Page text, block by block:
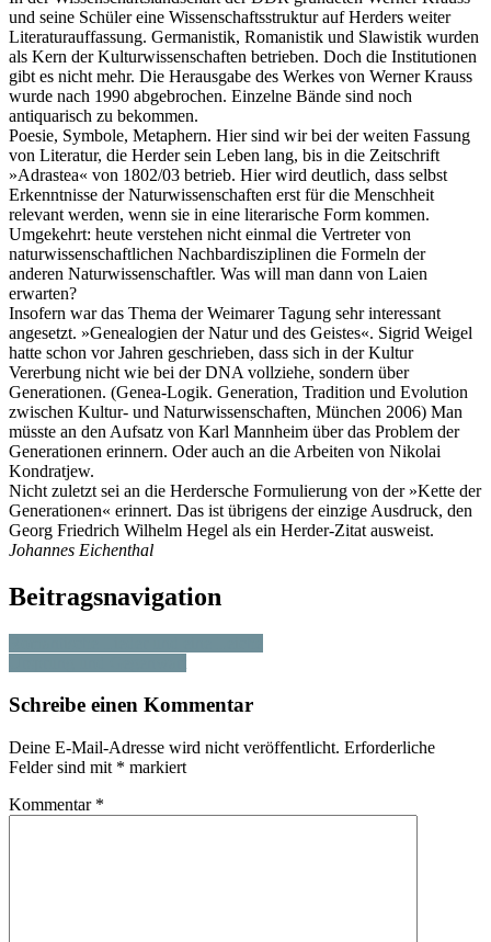
und seine Schüler eine Wissenschaftsstruktur auf Herders weiter
Literaturauffassung. Germanistik, Romanistik und Slawistik wurden
als Kern der Kulturwissenschaften betrieben. Doch die Institutionen
gibt es nicht mehr. Die Herausgabe des Werkes von Werner Krauss
wurde nach 1990 abgebrochen. Einzelne Bände sind noch
antiquarisch zu bekommen.
Poesie, Symbole, Metaphern. Hier sind wir bei der weiten Fassung
von Literatur, die Herder sein Leben lang, bis in die Zeitschrift
»Adrastea« von 1802/03 betrieb. Hier wird deutlich, dass selbst
Erkenntnisse der Naturwissenschaften erst für die Menschheit
relevant werden, wenn sie in eine literarische Form kommen.
Umgekehrt: heute verstehen nicht einmal die Vertreter von
naturwissenschaftlichen Nachbardisziplinen die Formeln der
anderen Naturwissenschaftler. Was will man dann von Laien
erwarten?
Insofern war das Thema der Weimarer Tagung sehr interessant
angesetzt. »Genealogien der Natur und des Geistes«. Sigrid Weigel
hatte schon vor Jahren geschrieben, dass sich in der Kultur
Vererbung nicht wie bei der DNA vollziehe, sondern über
Generationen. (Genea-Logik. Generation, Tradition und Evolution
zwischen Kultur- und Naturwissenschaften, München 2006) Man
müsste an den Aufsatz von Karl Mannheim über das Problem der
Generationen erinnern. Oder auch an die Arbeiten von Nikolai
Kondratjew.
Nicht zuletzt sei an die Herdersche Formulierung von der »Kette der
Generationen« erinnert. Das ist übrigens der einzige Ausdruck, den
Georg Friedrich Wilhelm Hegel als ein Herder-Zitat ausweist.
Johannes Eichenthal
Beitragsnavigation
Schreibe einen Kommentar
Deine E-Mail-Adresse wird nicht veröffentlicht. Erforderliche
Felder sind mit * markiert
Kommentar *